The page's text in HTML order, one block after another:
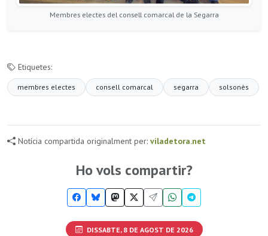
Membres electes del consell comarcal de la Segarra
Etiquetes:
membres electes consell comarcal segarra solsonès
Notícia compartida originalment per: viladetora.net
Ho vols compartir?
DISSABTE, 8 DE AGOST DE 2026